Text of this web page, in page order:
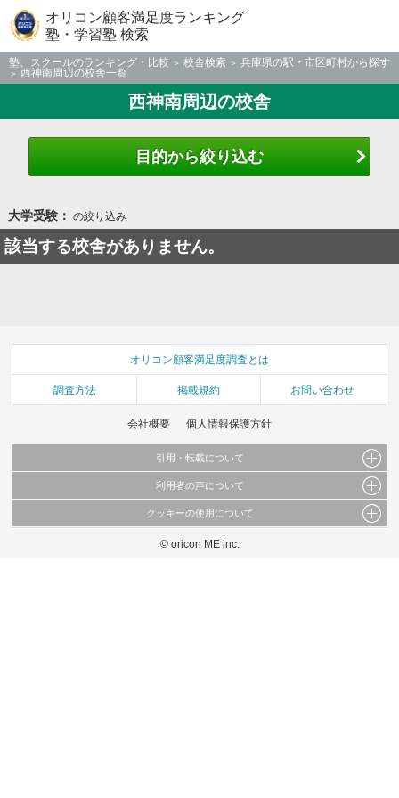
オリコン顧客満足度ランキング
塾・学習塾 検索
塾、スクールのランキング・比較 校舎検索
兵庫県の駅・市区町村から探す
西神南周辺の校舎一覧
西神南周辺の校舎
目的から絞り込む
大学受験： の絞り込み
該当する校舎がありません。
オリコン顧客満足度調査とは
調査方法 掲載規約 お問い合わせ
会社概要 個人情報保護方針
引用・転載について
当サイトで公開されている情報（文字、写真、イラスト、画像データ等）及びこれらの配
これらの情報を権利者の許可なく無断転載・複製などの二次利用を行うことは固く禁じて
利用者の声について
当サイトに掲載している内容はすべてサービスの利用者が提出された見解・感想です。
弊社の見解・ 意見ではないことをご理解いただいた上でご覧ください。
クッキーの使用について
このサイトでは Cookie を使用して、ユーザーに合わせたコンテンツや広告の表示、ソー
© oricon ME inc.